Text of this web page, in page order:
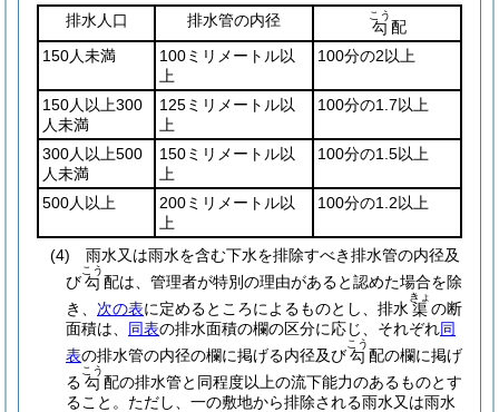
排水人口
排水管の内径 勾
こう
配
150人未満
100ミリメートル以
上
100分の2以上
150人以上300
人未満
125ミリメートル以
上
100分の1.7以上
300人以上500
人未満
150ミリメートル以
上
100分の1.5以上
500人以上
200ミリメートル以
上
100分の1.2以上
(4)
雨水又は雨水を含む下水を排除すべき排水管の内径及
び勾
こう
配は、管理者が特別の理由があると認めた場合を除
き、 次の表に定めるところによるものとし、排水 渠
きょ
の断
面積は、 同表の排水面積の欄の区分に応じ、それぞれ同
表の排水管の内径の欄に掲げる内径及び勾
こう
配の欄に掲げ
る 勾
こう
配の排水管と同程度以上の流下能力のあるものとす
ること。 ただし、一の敷地から排除される雨水又は雨水